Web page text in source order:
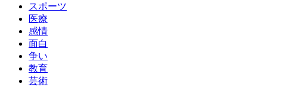
スポーツ
医療
感情
面白
争い
教育
芸術